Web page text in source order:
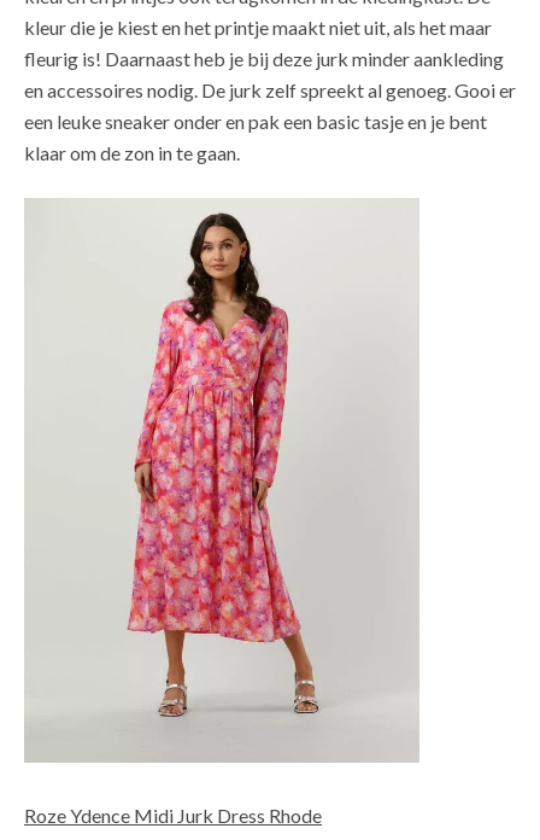
kleur die je kiest en het printje maakt niet uit, als het maar
fleurig is! Daarnaast heb je bij deze jurk minder aankleding
en accessoires nodig. De jurk zelf spreekt al genoeg. Gooi er
een leuke sneaker onder en pak een basic tasje en je bent
klaar om de zon in te gaan.
Roze Ydence Midi Jurk Dress Rhode